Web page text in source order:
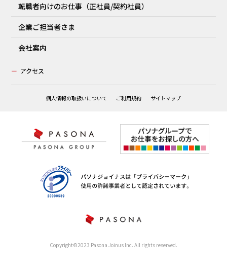
転職者向けのお仕事（正社員/契約社員）
企業ご担当者さま
会社案内
ー アクセス
個人情報の取扱いについて ご利用規約 サイトマップ
Copyright©2023 Pasona Joinus Inc. All rights reserved.